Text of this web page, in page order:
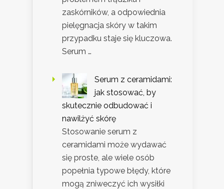
zaskórników, a odpowiednia
pielęgnacja skóry w takim
przypadku staje się kluczowa.
Serum …
Serum z ceramidami:
jak stosować, by
skutecznie odbudować i
nawilżyć skórę
Stosowanie serum z
ceramidami może wydawać
się proste, ale wiele osób
popełnia typowe błędy, które
mogą zniweczyć ich wysiłki